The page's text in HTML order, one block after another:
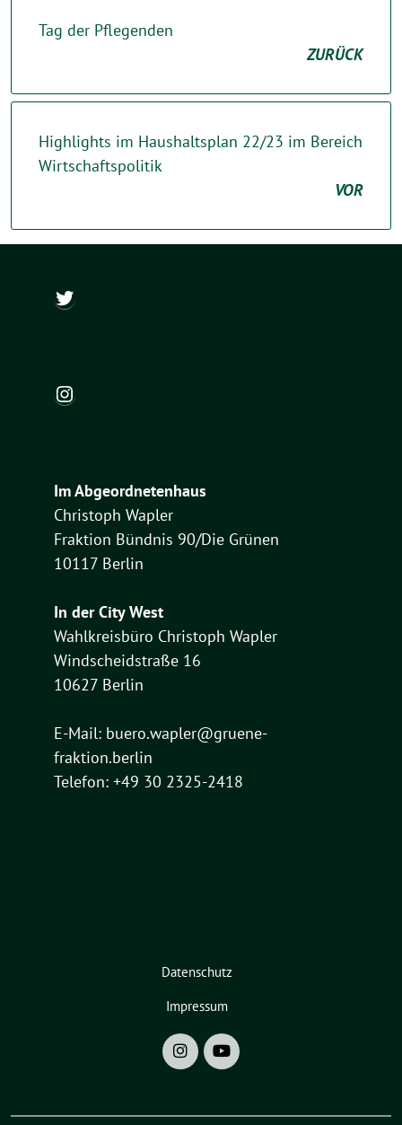
Tag der Pflegenden
ZURÜCK
Highlights im Haushaltsplan 22/23 im Bereich
Wirtschaftspolitik
VOR
@ch_wapler
Instagram
Im Abgeordnetenhaus
Christoph Wapler
Fraktion Bündnis 90/Die Grünen
10117 Berlin
In der City West
Wahlkreisbüro Christoph Wapler
Windscheidstraße 16
10627 Berlin
E-Mail: buero.wapler@gruene-
fraktion.berlin
Telefon: +49 30 2325-2418
Datenschutz
Impressum